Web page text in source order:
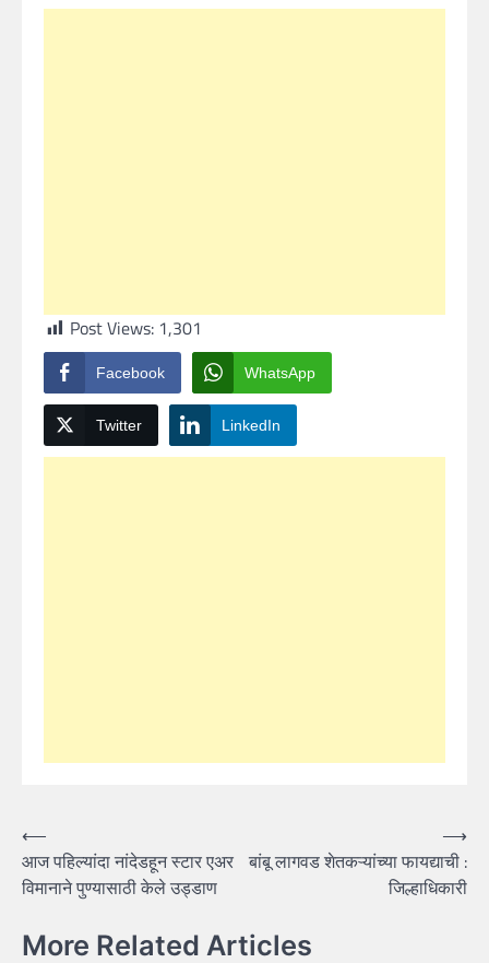
Post Views: 1,301
Facebook WhatsApp
Twitter LinkedIn
Post
navigation
⟵
आज पहिल्यांदा नांदेडहून स्टार एअर
विमानाने पुण्यासाठी केले उड्डाण
बांबू लागवड शेतकऱ्यांच्या फायद्याची :
जिल्हाधिकारी
⟶
More Related Articles